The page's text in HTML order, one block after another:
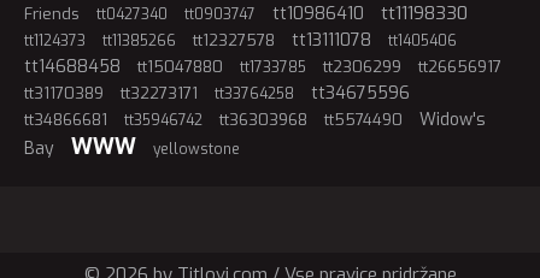
Friends
tt0427340 tt0903747 tt10986410 tt11198330
tt1124373 tt11385266 tt12327578 tt13111078 tt1405406
tt14688458 tt15047880 tt1733785 tt2306299
tt26656917
tt31170389
tt32273171 tt33764258 tt34675596
tt34866681 tt35946742 tt36303968 tt5574490
Widow's
Bay
WWW yellowstone